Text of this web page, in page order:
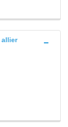
allier